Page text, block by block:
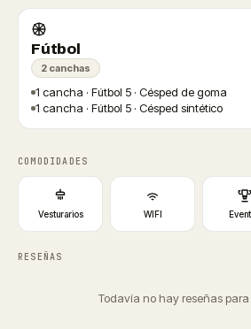
Fútbol
2 canchas
1 cancha · Fútbol 5 · Césped de goma
1 cancha · Fútbol 5 · Césped sintético
COMODIDADES
Vesturarios WIFI
RESEÑAS
Todavía no hay reseñas para